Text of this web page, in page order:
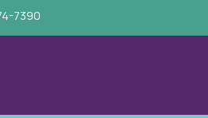
7390